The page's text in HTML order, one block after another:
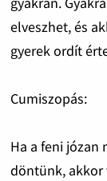
elveszhet, és
gyerek ordít
Cumiszopás:
Ha a feni
döntünk, akkor